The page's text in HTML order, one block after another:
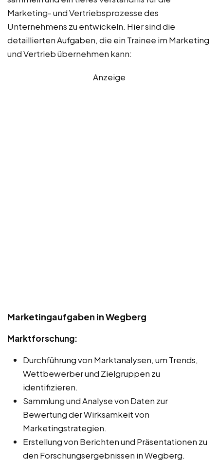
Marketing- und Vertriebsprozesse des
Unternehmens zu entwickeln. Hier sind die
detaillierten Aufgaben, die ein Trainee im Marketing
und Vertrieb übernehmen kann:
Anzeige
Marketingaufgaben in Wegberg
Marktforschung:
Durchführung von Marktanalysen, um Trends,
Wettbewerber und Zielgruppen zu
identifizieren.
Sammlung und Analyse von Daten zur
Bewertung der Wirksamkeit von
Marketingstrategien.
Erstellung von Berichten und Präsentationen zu
den Forschungsergebnissen in Wegberg.